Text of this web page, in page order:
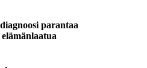
parantaa